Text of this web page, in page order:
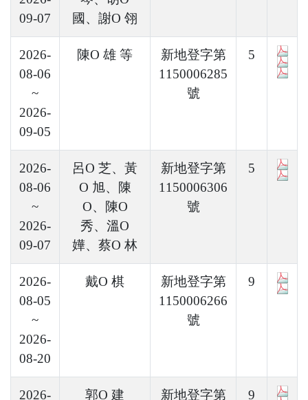
09-07
國、謝O 翎
2026-
08-06
~
2026-
09-05
陳O 雄 等
新地登字第
1150006285
號
5
2026-
08-06
~
2026-
09-07
呂O 芝、黃
O 旭、陳
O、陳O
秀、溫O
嬅、蔡O 林
新地登字第
1150006306
號
5
2026-
08-05
~
2026-
08-20
戴O 棋
新地登字第
1150006266
號
9
2026-
郭O 建
新地登字第
9